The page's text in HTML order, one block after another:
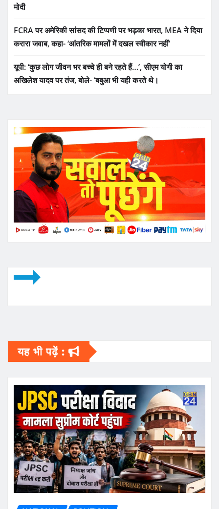
मोदी
FCRA पर अमेरिकी सांसद की टिप्पणी पर भड़का भारत, MEA ने दिया
करारा जवाब, कहा- ‘आंतरिक मामलों में दखल स्वीकार नहीं’
यूपी: ‘कुछ लोग जीवन भर बच्चे ही बने रहते हैं…’, सीएम योगी का
अखिलेश यादव पर तंज, बोले- ‘बबुआ भी यही करते थे।
यह भी पढ़ें :